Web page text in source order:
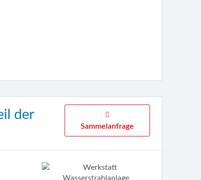
der
Sammelanfrage